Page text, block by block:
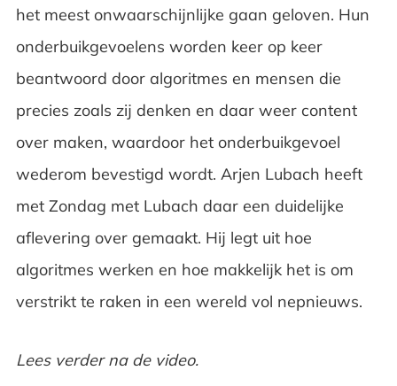
het meest onwaarschijnlijke gaan geloven. Hun
onderbuikgevoelens worden keer op keer
beantwoord door algoritmes en mensen die
precies zoals zij denken en daar weer content
over maken, waardoor het onderbuikgevoel
wederom bevestigd wordt. Arjen Lubach heeft
met Zondag met Lubach daar een duidelijke
aflevering over gemaakt. Hij legt uit hoe
algoritmes werken en hoe makkelijk het is om
verstrikt te raken in een wereld vol nepnieuws.
Lees verder na de video.